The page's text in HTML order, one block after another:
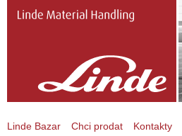
Linde Bazar Chci prodat Kontakty